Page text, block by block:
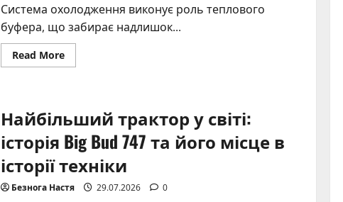
Система охолодження виконує роль теплового
буфера, що забирає надлишок...
Read MoreRead
more
покрокова
інструкція
та
вибір
засобів
–
АвтоБлог
Найбільший трактор у світі:
історія Big Bud 747 та його місце в
історії техніки
Безнога Настя 29.07.2026 0